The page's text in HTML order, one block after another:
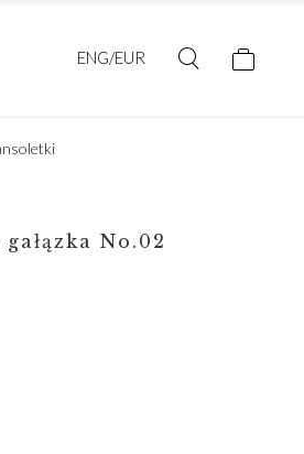
ENG/EUR
No.02